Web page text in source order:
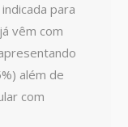
para
vêm com
além de
com